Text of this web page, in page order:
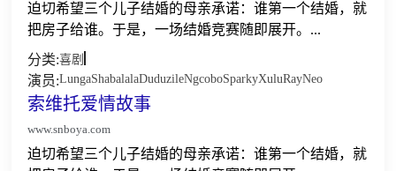
迫切希望三个儿子结婚的母亲承诺：谁第一个结婚，就
把房子给谁。于是，一场结婚竞赛随即展开。...
分类:喜剧
演员:LungaShabalalaDuduzileNgcoboSparkyXuluRayNeo
索维托爱情故事
www.snboya.com
迫切希望三个儿子结婚的母亲承诺：谁第一个结婚，就